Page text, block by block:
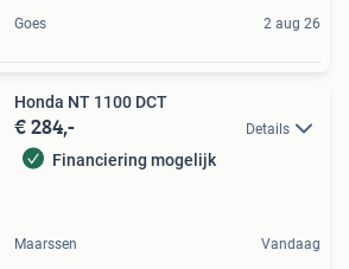
Goes 2 aug 26
Honda NT 1100 DCT
€ 284,- Details
Financiering mogelijk
Maarssen Vandaag